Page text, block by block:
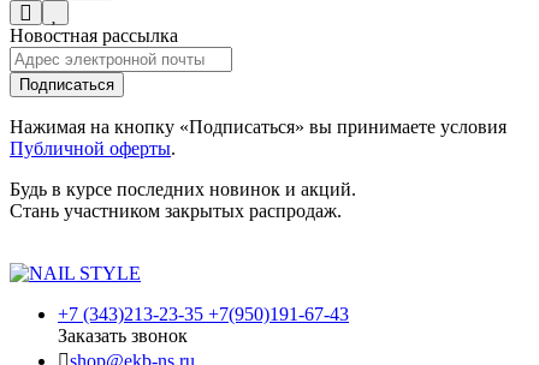
Новостная рассылка
Подписаться
Нажимая на кнопку «Подписаться» вы принимаете условия
Публичной оферты.
Будь в курсе последних новинок и акций.
Стань участником закрытых распродаж.
+7 (343)213-23-35 +7(950)191-67-43
Заказать звонок
shop@ekb-ns.ru